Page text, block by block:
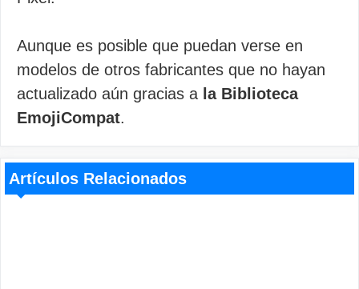
Aunque es posible que puedan verse en
modelos de otros fabricantes que no hayan
actualizado aún gracias a la Biblioteca
EmojiCompat.
Artículos Relacionados